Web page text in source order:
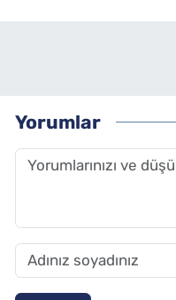
Yorumlar